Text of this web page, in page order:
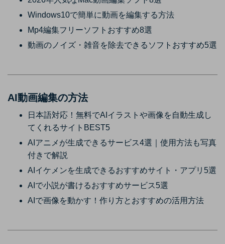
Windows10で簡単に動画を編集する方法
Mp4編集フリーソフトおすすめ8選
動画のノイズ・雑音を除去できるソフトおすすめ5選
AI動画編集の方法
日本語対応！無料でAIイラストや画像を自動生成し
てくれるサイトBEST5
AIアニメが生成できるサービス4選｜使用方法も写真
付きで解説
AIイケメンを生成できるおすすめサイト・アプリ5選
AIで小説が書けるおすすめサービス5選
AIで画像を動かす！作り方とおすすめの活用方法